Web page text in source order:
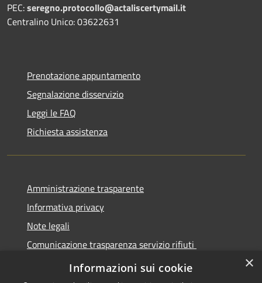
PEC:seregno.protocollo@actaliscertymail.it
Centralino Unico: 03622631
Prenotazione appuntamento
Segnalazione disservizio
Leggi le FAQ
Richiesta assistenza
Amministrazione trasparente
Informativa privacy
Note legali
Comunicazione trasparenza servizio rifiuti
Dichiarazione di accessibilità
×
Informazioni sui cookie